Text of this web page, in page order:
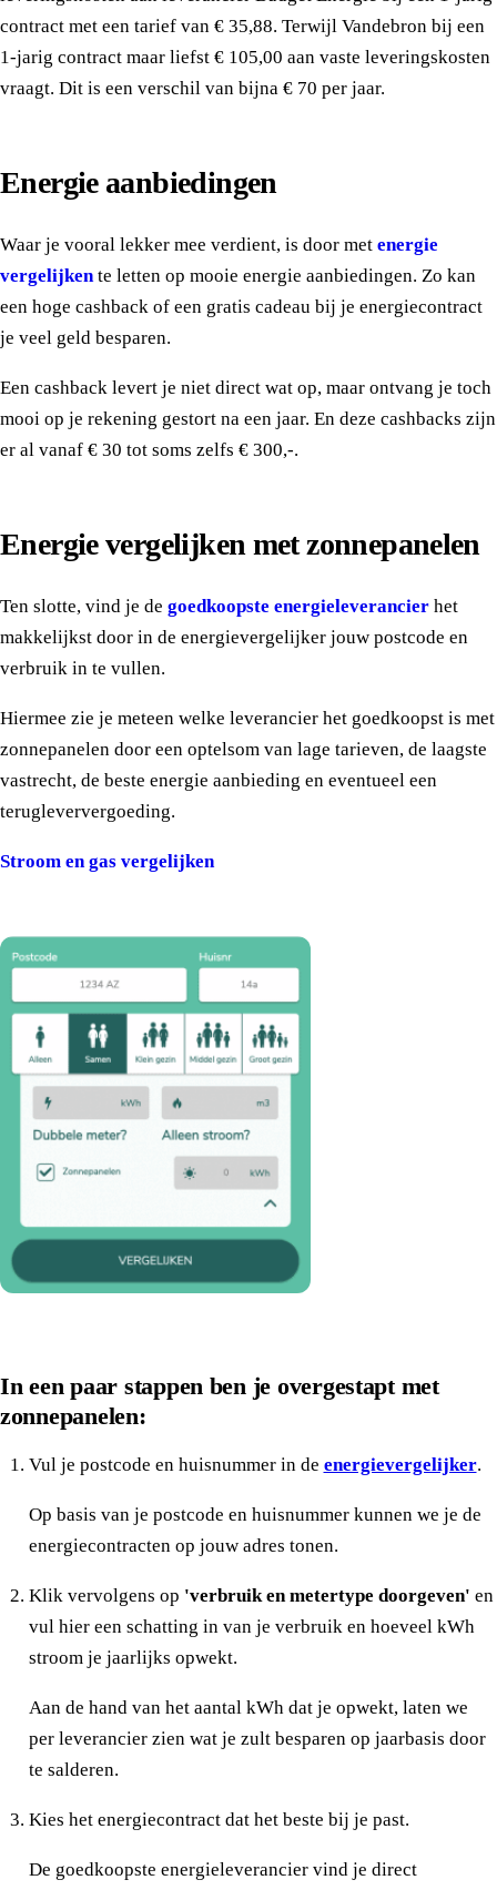
contract met een tarief van € 35,88. Terwijl Vandebron bij een
1-jarig contract maar liefst € 105,00 aan vaste leveringskosten
vraagt. Dit is een verschil van bijna € 70 per jaar.
Energie aanbiedingen
Waar je vooral lekker mee verdient, is door met energie
vergelijkente letten op mooie energie aanbiedingen. Zo kan
een hoge cashback of een gratis cadeau bij je energiecontract
je veel geld besparen.
Een cashback levert je niet direct wat op, maar ontvang je toch
mooi op je rekening gestort na een jaar. En deze cashbacks zijn
er al vanaf € 30 tot soms zelfs € 300,-.
Energie vergelijken met zonnepanelen
Ten slotte, vind je de goedkoopste energieleverancier het
makkelijkst door in de energievergelijker jouw postcode en
verbruik in te vullen.
Hiermee zie je meteen welke leverancier het goedkoopst is met
zonnepanelen door een optelsom van lage tarieven, de laagste
vastrecht, de beste energie aanbieding en eventueel een
terugleververgoeding.
Stroom en gas vergelijken
In een paar stappen ben je overgestapt met
zonnepanelen:
Vul je postcode en huisnummer in de energievergelijker.
Op basis van je postcode en huisnummer kunnen we je de
energiecontracten op jouw adres tonen.
Klik vervolgens op 'verbruik en metertype doorgeven' en
vul hier een schatting in van je verbruik en hoeveel kWh
stroom je jaarlijks opwekt.
Aan de hand van het aantal kWh dat je opwekt, laten we
per leverancier zien wat je zult besparen op jaarbasis door
te salderen.
Kies het energiecontract dat het beste bij je past.
De goedkoopste energieleverancier vind je direct